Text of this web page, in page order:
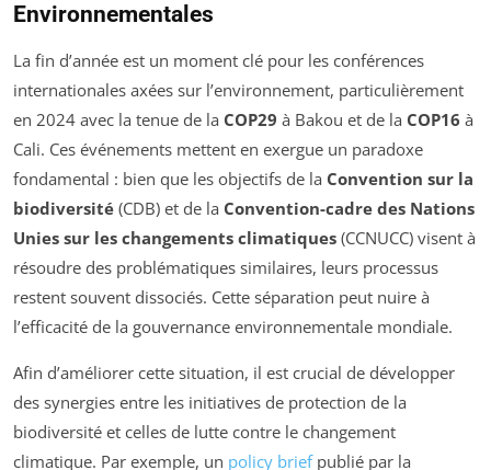
Environnementales
La fin d’année est un moment clé pour les conférences
internationales axées sur l’environnement, particulièrement
en 2024 avec la tenue de la COP29 à Bakou et de la COP16 à
Cali. Ces événements mettent en exergue un paradoxe
fondamental : bien que les objectifs de la Convention sur la
biodiversité (CDB) et de la Convention-cadre des Nations
Unies sur les changements climatiques (CCNUCC) visent à
résoudre des problématiques similaires, leurs processus
restent souvent dissociés. Cette séparation peut nuire à
l’efficacité de la gouvernance environnementale mondiale.
Afin d’améliorer cette situation, il est crucial de développer
des synergies entre les initiatives de protection de la
biodiversité et celles de lutte contre le changement
climatique. Par exemple, un policy briefpublié par la